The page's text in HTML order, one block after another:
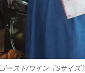
ゴースト/ワイン〔Sサイズ〕